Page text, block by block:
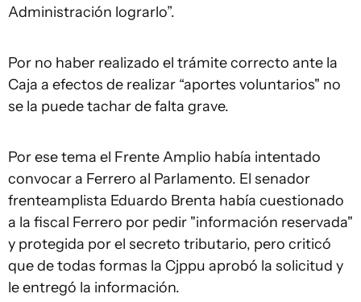
Administración lograrlo”.
Por no haber realizado el trámite correcto ante la
Caja a efectos de realizar “aportes voluntarios" no
se la puede tachar de falta grave.
Por ese tema el Frente Amplio había intentado
convocar a Ferrero al Parlamento. El senador
frenteamplista Eduardo Brenta había cuestionado
a la fiscal Ferrero por pedir "información reservada"
y protegida por el secreto tributario, pero criticó
que de todas formas la Cjppu aprobó la solicitud y
le entregó la información.